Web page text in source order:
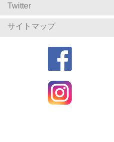
Twitter
サイトマップ